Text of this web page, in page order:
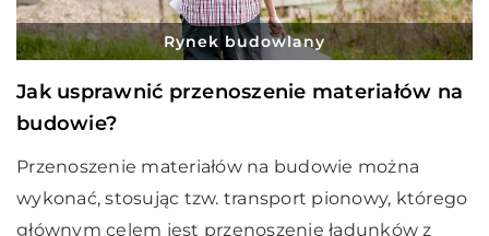
Rynek budowlany
Jak usprawnić przenoszenie materiałów na
budowie?
Przenoszenie materiałów na budowie można
wykonać, stosując tzw. transport pionowy, którego
głównym celem jest przenoszenie ładunków z